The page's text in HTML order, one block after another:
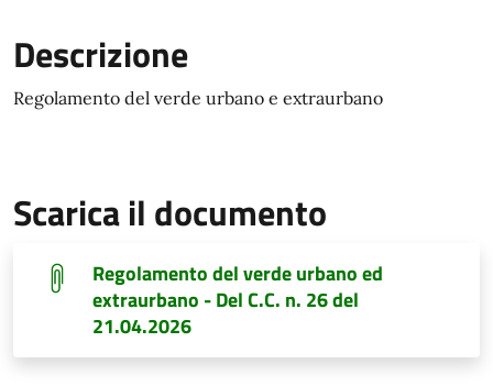
Descrizione
Regolamento del verde urbano e extraurbano
Scarica il documento
Regolamento del verde urbano ed
extraurbano - Del C.C. n. 26 del
21.04.2026